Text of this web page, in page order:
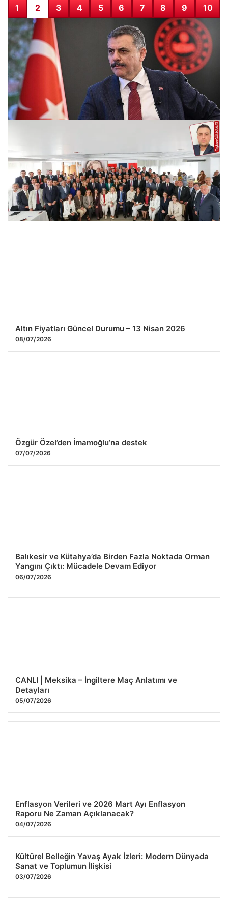
1 2 3 4 5 6 7 8 9 10
Motosikletli saldırılarda önemli azalma kaydedildi
27.07.2026 07:10
Altın Fiyatları Güncel Durumu – 13 Nisan 2026
08/07/2026
Özgür Özel’den İmamoğlu’na destek
07/07/2026
Balıkesir ve Kütahya’da Birden Fazla Noktada Orman
Yangını Çıktı: Mücadele Devam Ediyor
06/07/2026
CANLI | Meksika – İngiltere Maç Anlatımı ve
Detayları
05/07/2026
Enflasyon Verileri ve 2026 Mart Ayı Enflasyon
Raporu Ne Zaman Açıklanacak?
04/07/2026
Kültürel Belleğin Yavaş Ayak İzleri: Modern Dünyada
Sanat ve Toplumun İlişkisi
03/07/2026